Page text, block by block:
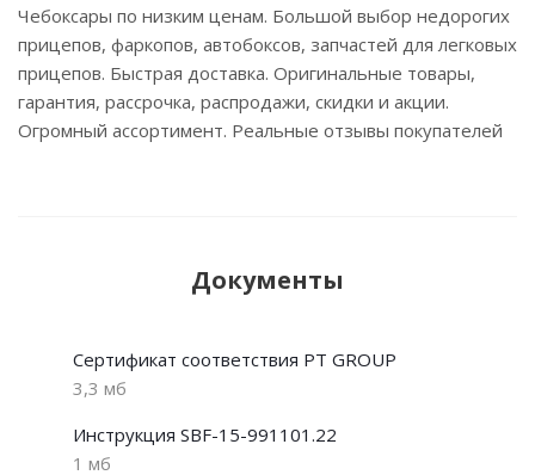
Чебоксары по низким ценам. Большой выбор недорогих
прицепов, фаркопов, автобоксов, запчастей для легковых
прицепов. Быстрая доставка. Оригинальные товары,
гарантия, рассрочка, распродажи, скидки и акции.
Огромный ассортимент. Реальные отзывы покупателей
Документы
Сертификат соответствия PT GROUP
3,3 мб
Инструкция SBF-15-991101.22
1 мб